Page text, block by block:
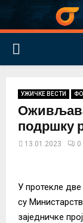
PRIMARY
УЖИЧКЕ ВЕСТИ
подршку
13.01.2023 0
У протекле
су
заједничке